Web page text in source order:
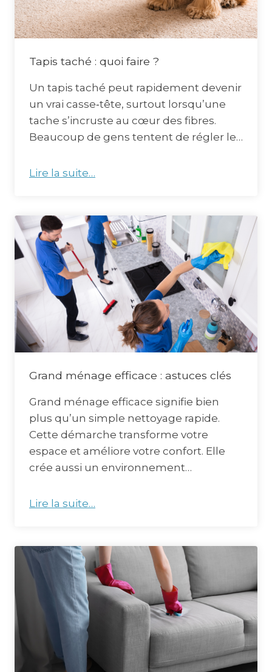
Tapis taché : quoi faire ?
Un tapis taché peut rapidement devenir
un vrai casse‑tête, surtout lorsqu’une
tache s’incruste au cœur des fibres.
Beaucoup de gens tentent de régler le…
Lire la suite…
Grand ménage efficace : astuces clés
Grand ménage efficace signifie bien
plus qu’un simple nettoyage rapide.
Cette démarche transforme votre
espace et améliore votre confort. Elle
crée aussi un environnement…
Lire la suite…